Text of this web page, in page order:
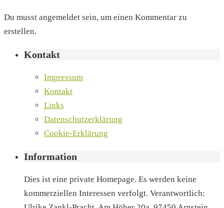
Du musst angemeldet sein, um einen Kommentar zu
erstellen.
Kontakt
Impressum
Kontakt
Links
Datenschutzerklärung
Cookie-Erklärung
Information
Dies ist eine private Homepage. Es werden keine
kommerziellen Interessen verfolgt. Verantwortlich: